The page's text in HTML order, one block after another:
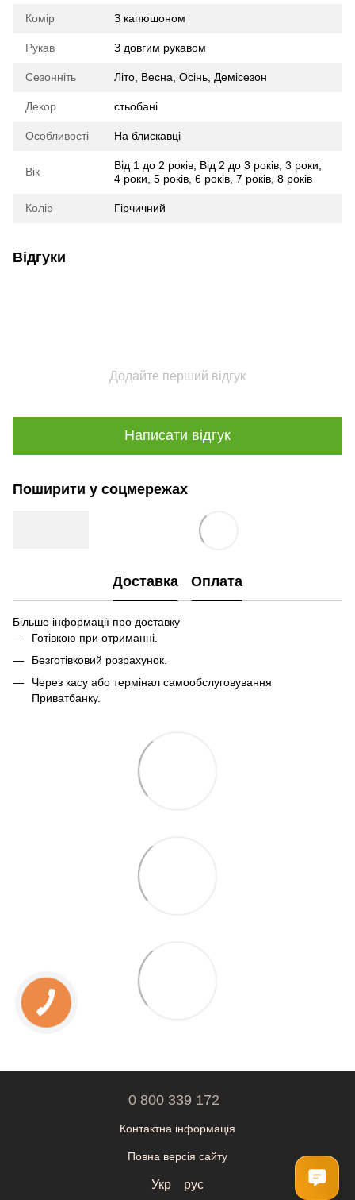
Комір З капюшоном
Рукав З довгим рукавом
Сезонніть Літо Весна Осінь Демісезон
Декор стьобані
Особливості На блискавці
Вік Від 1 до 2 років Від 2 до 3 років 3 роки
4 роки 5 років 6 років 7 років 8 років
Колір Гірчичний
Відгуки
Додайте перший відгук
Написати відгук
Поширити у соцмережах
Доставка Оплата
Більше інформації про доставку
Готівкою при отриманні.
Безготівковий розрахунок.
Через касу або термінал самообслуговування
Приватбанку.
0 800 339 172
Контактна інформація
Повна версія сайту
Укр рус